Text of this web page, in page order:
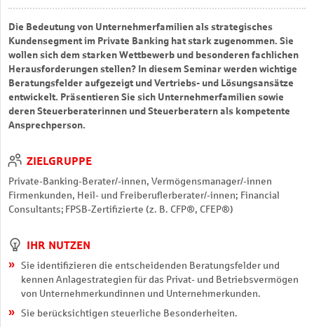
Die Bedeutung von Unternehmerfamilien als strategisches
Kundensegment im Private Banking hat stark zugenommen. Sie
wollen sich dem starken Wettbewerb und besonderen fachlichen
Herausforderungen stellen? In diesem Seminar werden wichtige
Beratungsfelder aufgezeigt und Vertriebs- und Lösungsansätze
entwickelt. Präsentieren Sie sich Unternehmerfamilien sowie
deren Steuerberaterinnen und Steuerberatern als kompetente
Ansprechperson.
ZIELGRUPPE
Private-Banking-Berater/-innen, Vermögensmanager/-innen
Firmenkunden, Heil- und Freiberuflerberater/-innen; Financial
Consultants; FPSB-Zertifizierte (z. B. CFP®, CFEP®)
IHR NUTZEN
Sie identifizieren die entscheidenden Beratungsfelder und
kennen Anlagestrategien für das Privat- und Betriebsvermögen
von Unternehmerkundinnen und Unternehmerkunden.
Sie berücksichtigen steuerliche Besonderheiten.